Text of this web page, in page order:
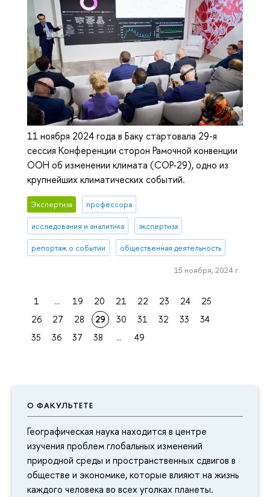
О ФАКУЛЬТЕТЕ
Географическая наука находится в центре
изучения проблем глобальных изменений
природной среды и пространственных сдвигов в
обществе и экономике, которые влияют на жизнь
каждого человека во всех уголках планеты.
11 ноября 2024 года в Баку стартовала 29-я
сессия Конференции сторон Рамочной конвенции
ООН об изменении климата (COP-29), одно из
крупнейших климатических событий.
Экспертиза профессора
исследования и аналитика экспертиза
репортаж о событии общественная деятельность
15 ноября, 2024 г.
1 ... 19 20 21 22 23 24
25
26
27 28 29 30 31 32 33
34
35
36 37 38 ... 49